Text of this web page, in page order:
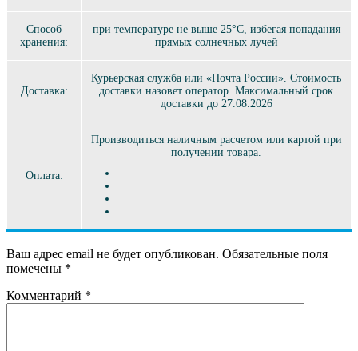
Способ
хранения:
при температуре не выше 25°C, избегая попадания
прямых солнечных лучей
Доставка:
Курьерская служба или «Почта России». Стоимость
доставки назовет оператор. Максимальный срок
доставки до 27.08.2026
Оплата:
Производиться наличным расчетом или картой при
получении товара.
Ваш адрес email не будет опубликован. Обязательные поля
помечены *
Комментарий *